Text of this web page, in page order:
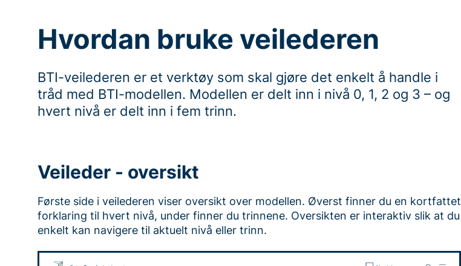
Hvordan bruke veilederen
BTI-veilederen er et verktøy som skal gjøre det enkelt å handle i
tråd med BTI-modellen. Modellen er delt inn i nivå 0, 1, 2 og 3 – og
hvert nivå er delt inn i fem trinn.
Veileder - oversikt
Første side i veilederen viser oversikt over modellen. Øverst finner du en kortfattet
forklaring til hvert nivå, under finner du trinnene. Oversikten er interaktiv slik at du
enkelt kan navigere til aktuelt nivå eller trinn.